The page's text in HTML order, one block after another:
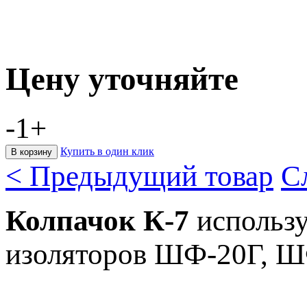
Цену уточняйте
-1+
Купить в один клик
< Предыдущий товар
Колпачок К-7
изоляторов ШФ-20Г,